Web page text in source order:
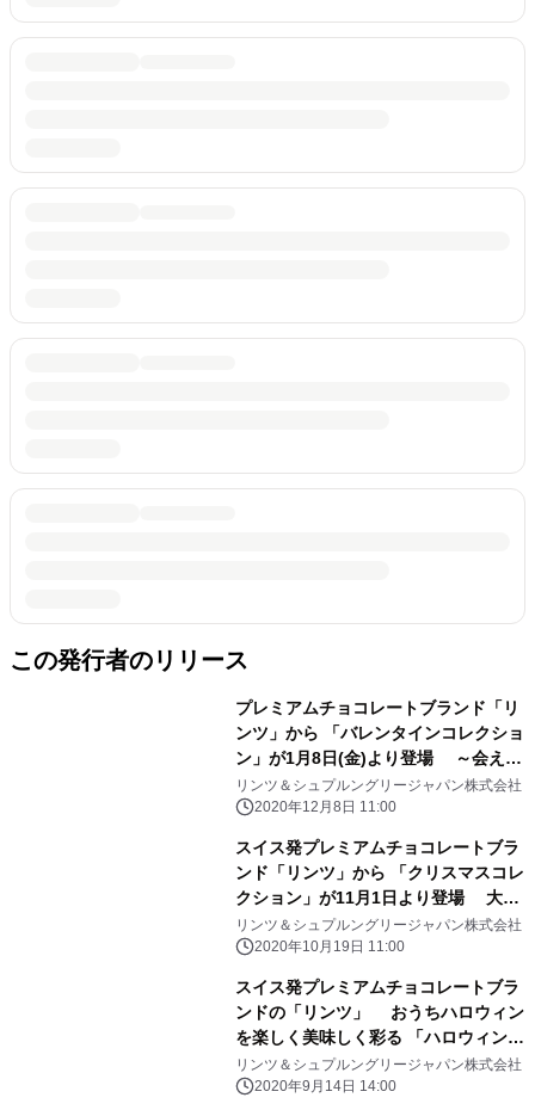
この発行者のリリース
プレミアムチョコレートブランド「リ
ンツ」から 「バレンタインコレクショ
ン」が1月8日(金)より登場 ～会えな
い今こそ想いを届ける、特別なバレン
タインに～
リンツ＆シュプルングリージャパン株式会社
2020年12月8日 11:00
スイス発プレミアムチョコレートブラ
ンド「リンツ」から 「クリスマスコレ
クション」が11月1日より登場 大切
な人へのギフト、1年頑張った自分へ
のご褒美にも
リンツ＆シュプルングリージャパン株式会社
2020年10月19日 11:00
スイス発プレミアムチョコレートブラ
ンドの「リンツ」 おうちハロウィン
を楽しく美味しく彩る 「ハロウィン
コレクション」 9月14日新発売
リンツ＆シュプルングリージャパン株式会社
2020年9月14日 14:00